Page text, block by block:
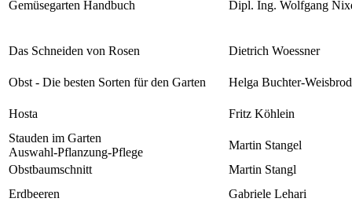
Gemüsegarten Handbuch Dipl. Ing. Wolfgang
Das Schneiden von Rosen Dietrich Woessner
Obst - Die besten Sorten für den Garten Helga Buchter-
Hosta
Fritz Köhlein
Stauden im Garten
Auswahl-Pflanzung-Pflege
Martin Stangel
Obstbaumschnitt
Martin Stangl
Erdbeeren
Gabriele Lehari